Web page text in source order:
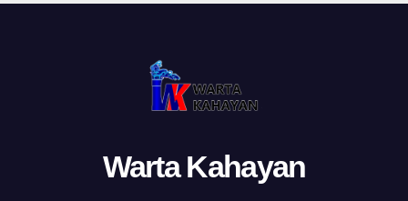
Warta Kahayan